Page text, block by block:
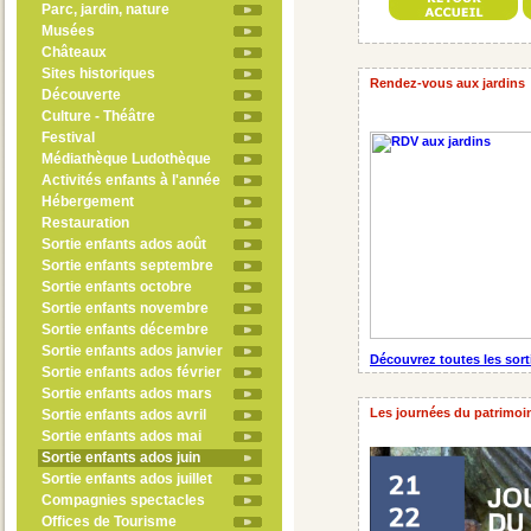
Parc, jardin, nature
Musées
Châteaux
Sites historiques
Découverte
Culture - Théâtre
Festival
Médiathèque Ludothèque
Activités enfants à l'année
Hébergement
Restauration
Sortie enfants ados août
Sortie enfants septembre
Sortie enfants octobre
Sortie enfants novembre
Sortie enfants décembre
Sortie enfants ados janvier
Sortie enfants ados février
Sortie enfants ados mars
Sortie enfants ados avril
Sortie enfants ados mai
Sortie enfants ados juin
Sortie enfants ados juillet
Compagnies spectacles
Offices de Tourisme
Rendez-vous aux jardins
Découvrez toutes les
Les journées du